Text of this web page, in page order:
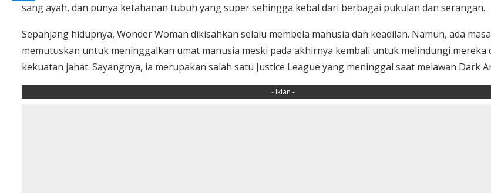
sang ayah, dan punya ketahanan tubuh yang super sehingga kebal dari berbagai pukulan dan serangan.
Sepanjang hidupnya, Wonder Woman dikisahkan selalu membela manusia dan keadilan. Namun, ada
memutuskan untuk meninggalkan umat manusia meski pada akhirnya kembali untuk melindungi mereka
kekuatan jahat. Sayangnya, ia merupakan salah satu Justice League yang meninggal saat melawan Dark
- Iklan -